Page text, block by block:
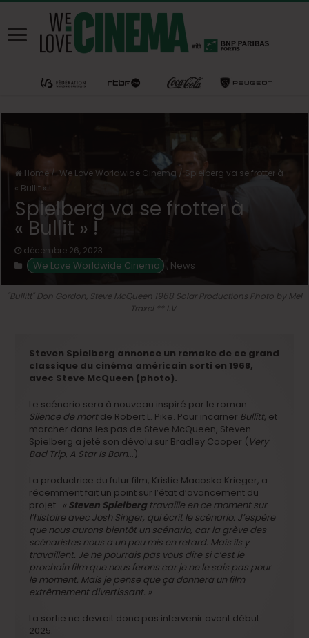
Home / We Love Worldwide Cinema / Spielberg va se frotter à
« Bullit » !
Spielberg va se frotter à
« Bullit » !
décembre 26, 2023
We Love Worldwide Cinema , News
"Bullitt" Don Gordon, Steve McQueen 1968 Solar Productions Photo by Mel
Traxel ** I.V.
Steven Spielberg annonce un remake de ce grand
classique du cinéma américain sorti en 1968,
avec Steve McQueen (photo).
Le scénario sera à nouveau inspiré par le roman
Silence de mortde Robert L. Pike. Pour incarner Bullitt, et
marcher dans les pas de Steve McQueen, Steven
Spielberg a jeté son dévolu sur Bradley Cooper (Very
Bad Trip, A Star Is Born…).
La productrice du futur film, Kristie Macosko Krieger, a
récemment fait un point sur l’état d’avancement du
projet: « Steven Spielbergtravaille en ce moment sur
l’histoire avec Josh Singer, qui écrit le scénario. J’espère
que nous aurons bientôt un scénario, car la grève des
scénaristes nous a un peu mis en retard. Mais ils y
travaillent. Je ne pourrais pas vous dire si c’est le
prochain film que nous ferons car je ne le sais pas pour
le moment. Mais je pense que ça donnera un film
extrêmement divertissant. »
La sortie ne devrait donc pas intervenir avant début
2025.